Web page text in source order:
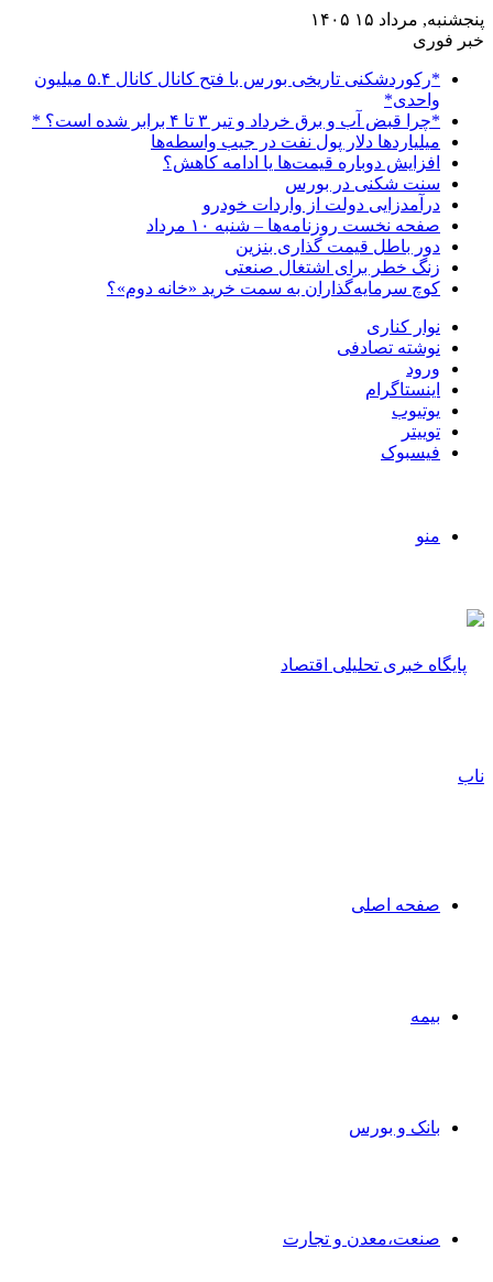
پنجشنبه, مرداد ۱۵ ۱۴۰۵
خبر فوری
*رکوردشکنی تاریخی بورس با فتح کانال کانال ۵.۴ میلیون
واحدی*
*چرا قبض آب و برق خرداد و تیر ۳ تا ۴ برابر شده است؟ *
میلیاردها دلار پول نفت در جیب واسطه‌ها
افزایش دوباره قیمت‌ها یا ادامه کاهش؟
سنت شکنی در بورس
درآمدزایی دولت از واردات خودرو
صفحه نخست روزنامه‌ها – شنبه ۱۰ مرداد
دور باطل قیمت گذاری بنزین
زنگ خطر برای اشتغال صنعتی
کوچ سرمایه‌گذاران به سمت خرید «خانه دوم»؟
نوار کناری
نوشته تصادفی
ورود
اینستاگرام
یوتیوب
توییتر
فیسبوک
منو
صفحه اصلی
بیمه
بانک و بورس
صنعت،معدن و تجارت